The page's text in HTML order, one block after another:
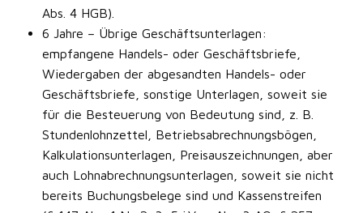
Abs. 4 HGB).
6 Jahre – Übrige Geschäftsunterlagen:
empfangene Handels- oder Geschäftsbriefe,
Wiedergaben der abgesandten Handels- oder
Geschäftsbriefe, sonstige Unterlagen, soweit sie
für die Besteuerung von Bedeutung sind, z. B.
Stundenlohnzettel, Betriebsabrechnungsbögen,
Kalkulationsunterlagen, Preisauszeichnungen, aber
auch Lohnabrechnungsunterlagen, soweit sie nicht
bereits Buchungsbelege sind und Kassenstreifen